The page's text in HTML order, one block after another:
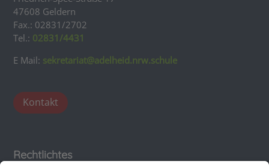
47608 Geldern
Fax.: 02831/2702
Tel.: 02831/4431
E Mail: sekretariat@adelheid.nrw.schule
Kontakt
Rechtlichtes